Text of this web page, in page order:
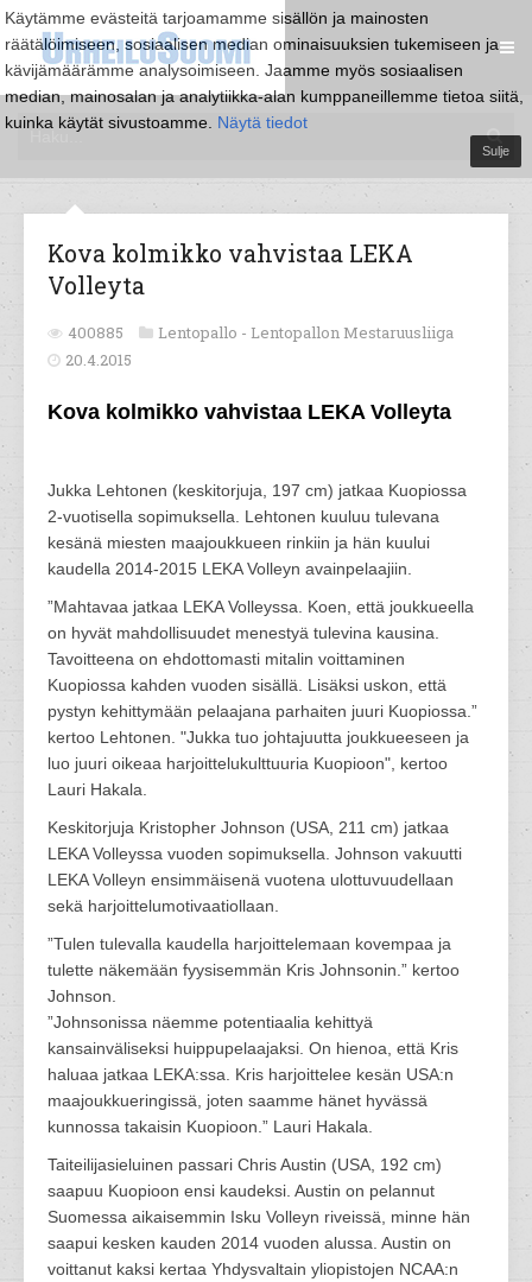
Käytämme evästeitä tarjoamamme sisällön ja mainosten
räätälöimiseen, sosiaalisen median ominaisuuksien tukemiseen ja
kävijämäärämme analysoimiseen. Jaamme myös sosiaalisen
median, mainosalan ja analytiikka-alan kumppaneillemme tietoa siitä,
kuinka käytät sivustoamme. Näytä tiedot
Sulje
Kova kolmikko vahvistaa LEKA
Volleyta
400885 Lentopallo - Lentopallon Mestaruusliiga
20.4.2015
Kova kolmikko vahvistaa LEKA Volleyta
Jukka Lehtonen (keskitorjuja, 197 cm) jatkaa Kuopiossa
2-vuotisella sopimuksella. Lehtonen kuuluu tulevana
kesänä miesten maajoukkueen rinkiin ja hän kuului
kaudella 2014-2015 LEKA Volleyn avainpelaajiin.
”Mahtavaa jatkaa LEKA Volleyssa. Koen, että joukkueella
on hyvät mahdollisuudet menestyä tulevina kausina.
Tavoitteena on ehdottomasti mitalin voittaminen
Kuopiossa kahden vuoden sisällä. Lisäksi uskon, että
pystyn kehittymään pelaajana parhaiten juuri Kuopiossa.”
kertoo Lehtonen. "Jukka tuo johtajuutta joukkueeseen ja
luo juuri oikeaa harjoittelukulttuuria Kuopioon", kertoo
Lauri Hakala.
Keskitorjuja Kristopher Johnson (USA, 211 cm) jatkaa
LEKA Volleyssa vuoden sopimuksella. Johnson vakuutti
LEKA Volleyn ensimmäisenä vuotena ulottuvuudellaan
sekä harjoittelumotivaatiollaan.
”Tulen tulevalla kaudella harjoittelemaan kovempaa ja
tulette näkemään fyysisemmän Kris Johnsonin.” kertoo
Johnson.
”Johnsonissa näemme potentiaalia kehittyä
kansainväliseksi huippupelaajaksi. On hienoa, että Kris
haluaa jatkaa LEKA:ssa. Kris harjoittelee kesän USA:n
maajoukkueringissä, joten saamme hänet hyvässä
kunnossa takaisin Kuopioon.” Lauri Hakala.
Taiteilijasieluinen passari Chris Austin (USA, 192 cm)
saapuu Kuopioon ensi kaudeksi. Austin on pelannut
Suomessa aikaisemmin Isku Volleyn riveissä, minne hän
saapui kesken kauden 2014 vuoden alussa. Austin on
voittanut kaksi kertaa Yhdysvaltain yliopistojen NCAA:n